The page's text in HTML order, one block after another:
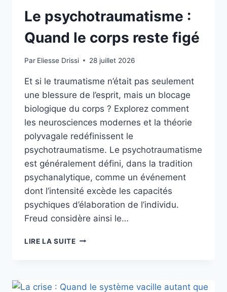
Le psychotraumatisme :
Quand le corps reste figé
Par Eliesse Drissi 28 juillet 2026
Et si le traumatisme n’était pas seulement
une blessure de l’esprit, mais un blocage
biologique du corps ? Explorez comment
les neurosciences modernes et la théorie
polyvagale redéfinissent le
psychotraumatisme. Le psychotraumatisme
est généralement défini, dans la tradition
psychanalytique, comme un événement
dont l’intensité excède les capacités
psychiques d’élaboration de l’individu.
Freud considère ainsi le…
LIRE LA SUITE